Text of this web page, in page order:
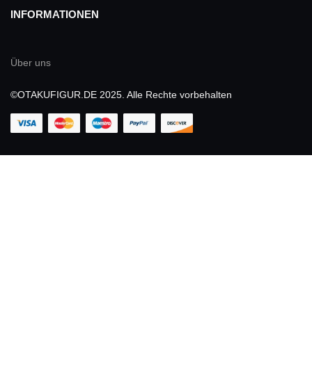
INFORMATIONEN
Über uns
©OTAKUFIGUR.DE 2025. Alle Rechte vorbehalten